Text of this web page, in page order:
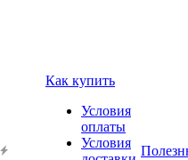
Как купить
Условия
оплаты
Условия